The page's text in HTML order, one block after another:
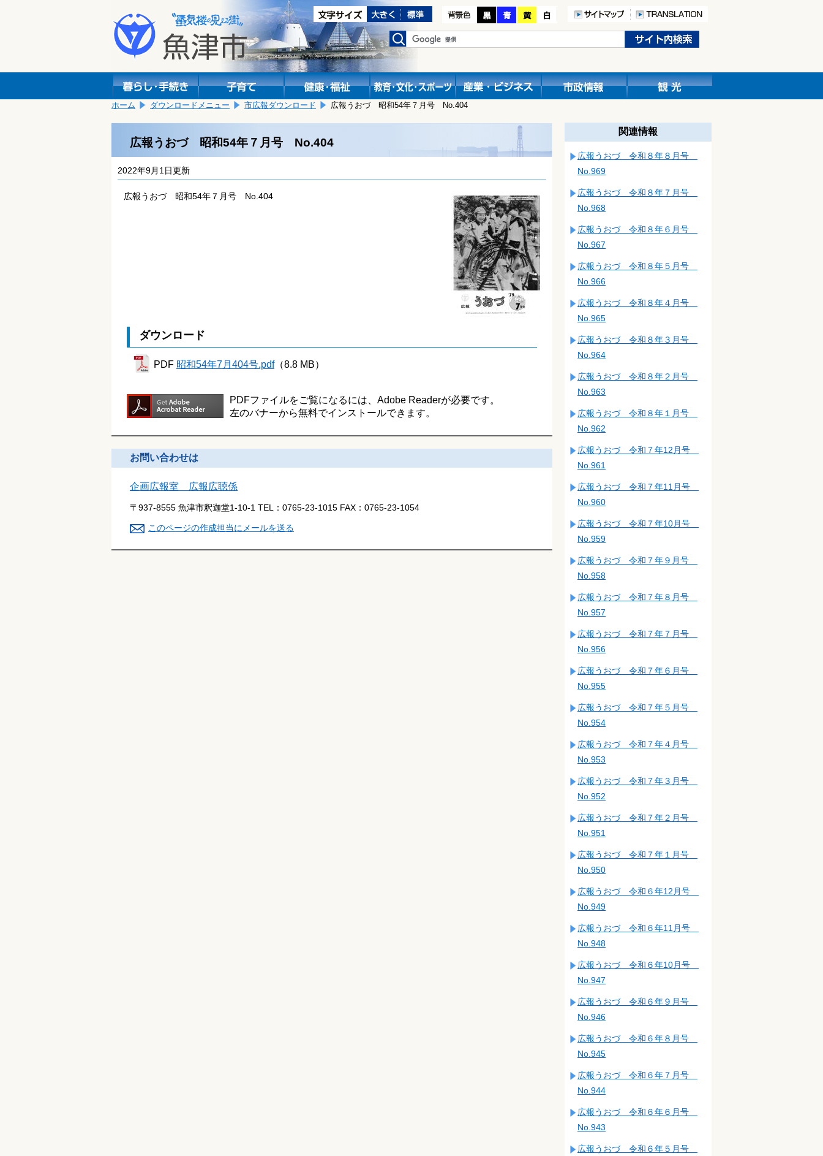
し
ホーム ダウンロードメニュー 市広報ダウンロード 広報うおづ 昭和54年７月号 No.404
広報うおづ 昭和54年７月号 No.404
2022年9月1日更新
広報うおづ 昭和54年７月号 No.404
ダウンロード
PDF 昭和54年7月404号.pdf（8.8 MB）
PDFファイルをご覧になるには、Adobe Readerが必要です。
左のバナーから無料でインストールできます。
お問い合わせは
企画広報室 広報広聴係
〒937-8555 魚津市釈迦堂1-10-1 TEL： 0765-23-1015 FAX： 0765-23-1054
このページの作成担当にメールを送る
関連情報
広報うおづ 令和８年８月号
No.969
広報うおづ 令和８年７月号
No.968
広報うおづ 令和８年６月号
No.967
広報うおづ 令和８年５月号
No.966
広報うおづ 令和８年４月号
No.965
広報うおづ 令和８年３月号
No.964
広報うおづ 令和８年２月号
No.963
広報うおづ 令和８年１月号
No.962
広報うおづ 令和７年12月号
No.961
広報うおづ 令和７年11月号
No.960
広報うおづ 令和７年10月号
No.959
広報うおづ 令和７年９月号
No.958
広報うおづ 令和７年８月号
No.957
広報うおづ 令和７年７月号
No.956
広報うおづ 令和７年６月号
No.955
広報うおづ 令和７年５月号
No.954
広報うおづ 令和７年４月号
No.953
広報うおづ 令和７年３月号
No.952
広報うおづ 令和７年２月号
No.951
広報うおづ 令和７年１月号
No.950
広報うおづ 令和６年12月号
No.949
広報うおづ 令和６年11月号
No.948
広報うおづ 令和６年10月号
No.947
広報うおづ 令和６年９月号
No.946
広報うおづ 令和６年８月号
No.945
広報うおづ 令和６年７月号
No.944
広報うおづ 令和６年６月号
No.943
広報うおづ 令和６年５月号